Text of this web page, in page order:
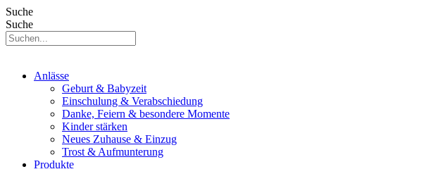
Suche
Suche
Anlässe
Geburt & Babyzeit
Einschulung & Verabschiedung
Danke, Feiern & besondere Momente
Kinder stärken
Neues Zuhause & Einzug
Trost & Aufmunterung
Produkte